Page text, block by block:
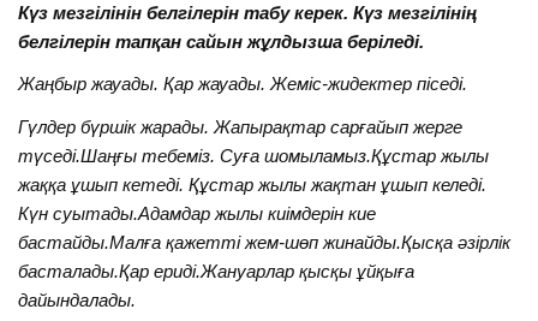
Күз мезгілінін белгілерін табу керек. Күз мезгілінің
белгілерін тапқан сайын жұлдызша беріледі.
Жаңбыр жауады. Қар жауады. Жеміс-жидектер піседі.
Гүлдер бүршік жарады. Жапырақтар сарғайып жерге
түседі.Шаңғы тебеміз. Суға шомыламыз.Құстар жылы
жаққа ұшып кетеді. Құстар жылы жақтан ұшып келеді.
Күн суытады.Адамдар жылы киімдерін кие
бастайды.Малға қажетті жем-шөп жинайды.Қысқа әзірлік
басталады.Қар ериді.Жануарлар қысқы ұйқыға
дайындалады.